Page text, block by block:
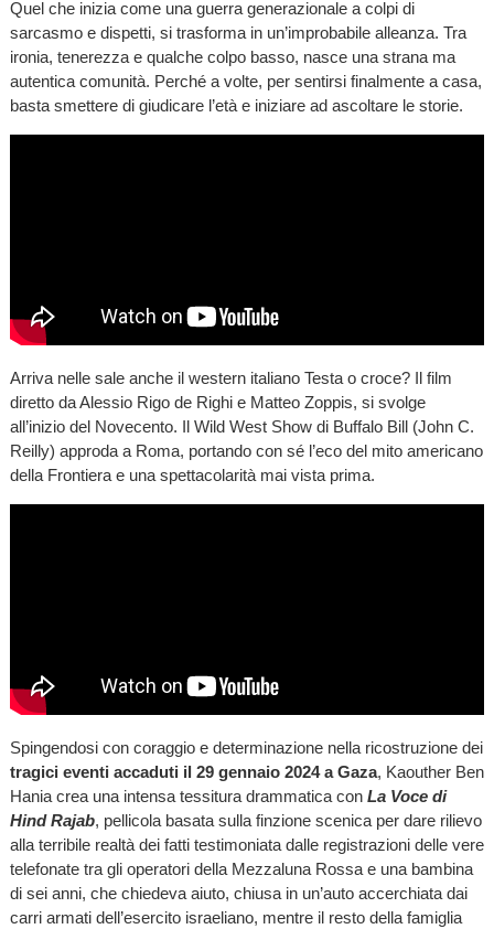
Quel che inizia come una guerra generazionale a colpi di
sarcasmo e dispetti, si trasforma in un’improbabile alleanza. Tra
ironia, tenerezza e qualche colpo basso, nasce una strana ma
autentica comunità. Perché a volte, per sentirsi finalmente a casa,
basta smettere di giudicare l’età e iniziare ad ascoltare le storie.
Arriva nelle sale anche il western italiano Testa o croce? Il film
diretto da Alessio Rigo de Righi e Matteo Zoppis, si svolge
all’inizio del Novecento. Il Wild West Show di Buffalo Bill (John C.
Reilly) approda a Roma, portando con sé l’eco del mito americano
della Frontiera e una spettacolarità mai vista prima.
Spingendosi con coraggio e determinazione nella ricostruzione dei
tragici eventi accaduti il 29 gennaio 2024 a Gaza, Kaouther Ben
Hania crea una intensa tessitura drammatica conLa Voce di
Hind Rajab, pellicola basata sulla finzione scenica per dare rilievo
alla terribile realtà dei fatti testimoniata dalle registrazioni delle vere
telefonate tra gli operatori della Mezzaluna Rossa e una bambina
di sei anni, che chiedeva aiuto, chiusa in un’auto accerchiata dai
carri armati dell’esercito israeliano, mentre il resto della famiglia